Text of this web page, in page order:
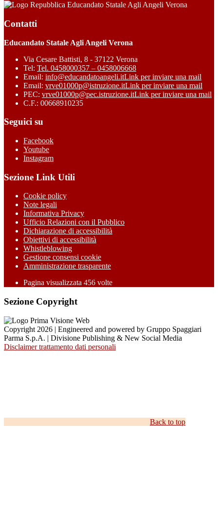
Educandato Statale Agli Angeli Verona
Contatti
Educandato Statale Agli Angeli Verona
Via Cesare Battisti, 8 - 37122 Verona
Tel: Tel. 0458000357 – 0458006668
Email: info@educandatoangeli.itLink per inviare una mail
Email: vrve01000p@istruzione.itLink per inviare una mail
PEC: vrve01000p@pec.istruzione.itLink per inviare una mail
C.F.: 00668910235
Seguici su
Facebook
Youtube
Instagram
Sezione Link Utili
Cookie policy
Note legali
Informativa Privacy
Ufficio Relazioni con il Pubblico
Dichiarazione di accessibilità
Obiettivi di accessibilità
Whistleblowing
Gestione consensi cookie
Amministrazione trasparente
Pagina visualizzata 456 volte
Sezione Copyright
Copyright 2026 | Engineered and powered by Gruppo Spaggiari
Parma S.p.A. | Divisione Publishing & New Social Media
Disclaimer trattamento dati personali
Back to top